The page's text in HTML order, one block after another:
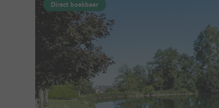
Direct boekbaar